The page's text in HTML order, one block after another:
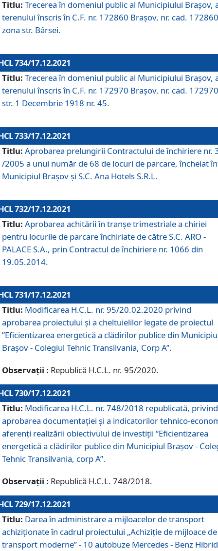
Titlu: Trecerea în domeniul public al Municipiului Braşov,
terenului înscris în C.F. nr. 172860 Brașov, nr. cad.
zona str. Bârsei.
734/17.12.2021
Titlu: Trecerea în domeniul public al Municipiului Braşov,
terenului înscris în C.F. nr. 172970 Brașov, nr. cad.
str. 1 Decembrie 1918 nr. 45.
733/17.12.2021
Titlu: Aprobarea prelungirii Contractului de închiriere nr.
/2005 a unui număr de 68 de locuri de parcare, încheiat
Municipiul Braşov şi S.C. Ana Hotels S.R.L.
732/17.12.2021
Titlu: Aprobarea achitării în tranșe trimestriale a chiriei
pentru locurile de parcare închiriate de către S.C. ARO -
PALACE S.A., prin Contractul de închiriere nr. 1066 din
19.05.2014.
731/17.12.2021
Titlu: Modificarea H.C.L. nr. 95/20.02.2020 privind
aprobarea proiectului și a cheltuielilor legate de proiectul
”Eficientizarea energetică a clădirilor publice din
Brașov - Colegiul Tehnic Transilvania, Corp A”.
Observații : Republică H.C.L. nr. 95/2020.
730/17.12.2021
Titlu: Modificarea H.C.L. nr. 748/2018 republicată, privind
aprobarea documentației și a indicatorilor tehnico-
aferenți realizării obiectivului de investiții “Eficientizarea
energetică a clădirilor publice din Municipiul Brașov -
Tehnic Transilvania, corp A”.
Observații : Republică H.C.L. 748/2018.
729/17.12.2021
Titlu: Darea în administrare a mijloacelor de transport
achiziționate în cadrul proiectului „Achiziţie de mijloace de
transport moderne” - 10 autobuze Mercedes - Benz Hibrid